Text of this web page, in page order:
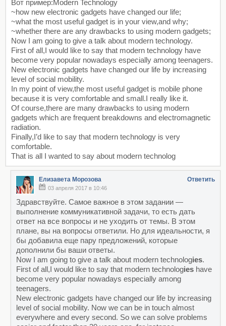
Вот пример:Modern Technology
~how new electronic gadgets have changed our life;
~what the most useful gadget is in your view,and why;
~whether there are any drawbacks to using modern gadgets;
Now I am going to give a talk about modern technology.
First of all,I would like to say that modern technology have
become very popular nowadays especially among teenagers.
New electronic gadgets have changed our life by increasing
level of social mobility.
In my point of view,the most useful gadget is mobile phone
because it is very comfortable and small.I really like it.
Of course,there are many drawbacks to using modern
gadgets which are frequent breakdowns and electromagnetic
radiation.
Finally,I’d like to say that modern technology is very
comfortable.
That is all I wanted to say about modern technolog
Елизавета Морозова Ответить
03 апреля 2017 в 10:46
Здравствуйте. Самое важное в этом задании —
выполнение коммуникативной задачи, то есть дать
ответ на все вопросы и не уходить от темы. В этом
плане, вы на вопросы ответили. Но для идеальности, я
бы добавила еще пару предложений, которые
дополнили бы ваши ответы.
Now I am going to give a talk about modern technologies.
First of all,I would like to say that modern technologies have
become very popular nowadays especially among
teenagers.
New electronic gadgets have changed our life by increasing
level of social mobility. Now we can be in touch almost
everywhere and every second. So we can solve problems